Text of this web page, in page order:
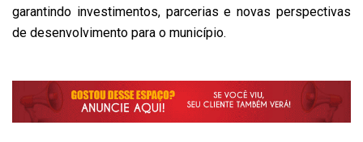
garantindo investimentos, parcerias e novas perspectivas
de desenvolvimento para o município.